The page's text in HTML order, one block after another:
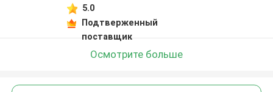
5.0
Подтверженный
поставщик
Осмотрите больше